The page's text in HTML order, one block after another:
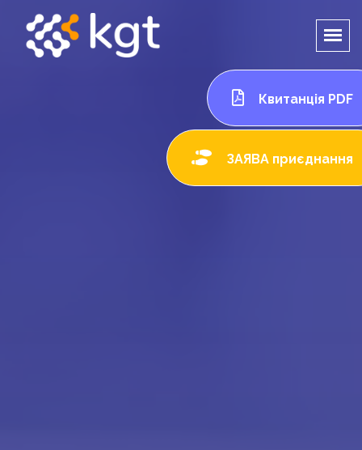
Квитанція PDF
ЗАЯВА приєднання